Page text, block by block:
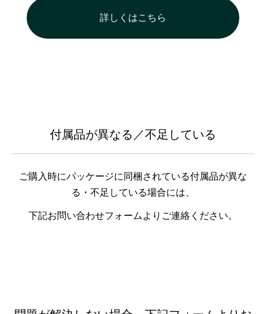
詳しくはこちら
付属品が異なる／不足している
ご購入時にパッケージに同梱されている付属品が異な
る・不足している場合には、
下記お問い合わせフォームよりご連絡ください。